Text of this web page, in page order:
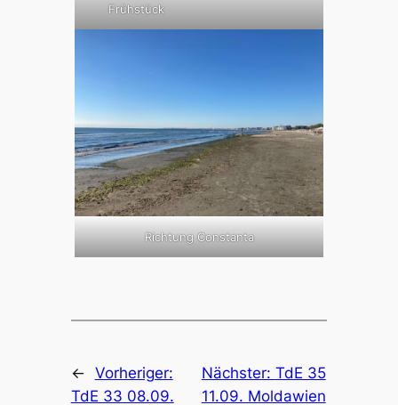
Frühstück
Richtung Constanta
← Vorheriger:
TdE 33 08.09.
Nächster: TdE 35
11.09. Moldawien